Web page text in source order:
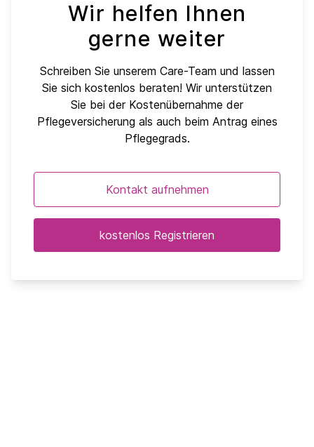
Wir helfen Ihnen
gerne weiter
Schreiben Sie unserem Care-Team und lassen
Sie sich kostenlos beraten! Wir unterstützen
Sie bei der Kostenübernahme der
Pflegeversicherung als auch beim Antrag eines
Pflegegrads.
Kontakt aufnehmen
kostenlos Registrieren